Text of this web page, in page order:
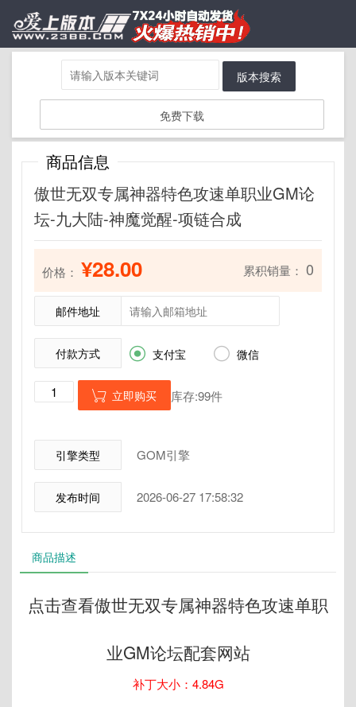
版本搜索
免费下载
商品信息
傲世无双专属神器特色攻速单职业GM论
坛-九大陆-神魔觉醒-项链合成
价格： ¥28.00 累积销量： 0
邮件地址
付款方式  支付宝  微信
 立即购买 库存:99件
引擎类型 GOM引擎
发布时间 2026-06-27 17:58:32
商品描述
点击查看傲世无双专属神器特色攻速单职
业GM论坛配套网站
补丁大小：4.84G